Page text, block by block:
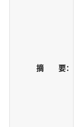
摘 要：